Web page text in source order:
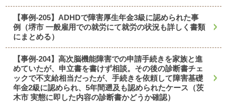
【事例-205】ADHDで障害厚生年金3級に認められた事
例（堺市 一般雇用での就労にて就労の状況も詳しく書類
にまとめる）
【事例-204】高次脳機能障害での申請手続きを家族と進
めていたが、申立書を書けず相談。その後の診断書チェ
ックで不支給相当だったが、手続きを依頼して障害基礎
年金2級に認められ、5年間遡及も認められたケース（茨
木市 実態に即した内容の診断書かどうか確認）